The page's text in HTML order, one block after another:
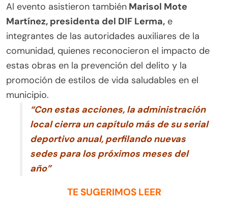
Al evento asistieron también Marisol Mote
Martínez, presidenta del DIF Lerma, e
integrantes de las autoridades auxiliares de la
comunidad, quienes reconocieron el impacto de
estas obras en la prevención del delito y la
promoción de estilos de vida saludables en el
municipio.
“Con estas acciones, la administración
local cierra un capítulo más de su serial
deportivo anual, perfilando nuevas
sedes para los próximos meses del
año”
TE SUGERIMOS LEER